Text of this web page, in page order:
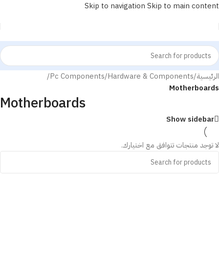
Skip to navigation Skip to main content
الرئيسية/
Hardware & Components
/
Pc Components
/
Motherboards
Motherboards
Show sidebar
لا توجد منتجات تتوافق مع اختيارك.